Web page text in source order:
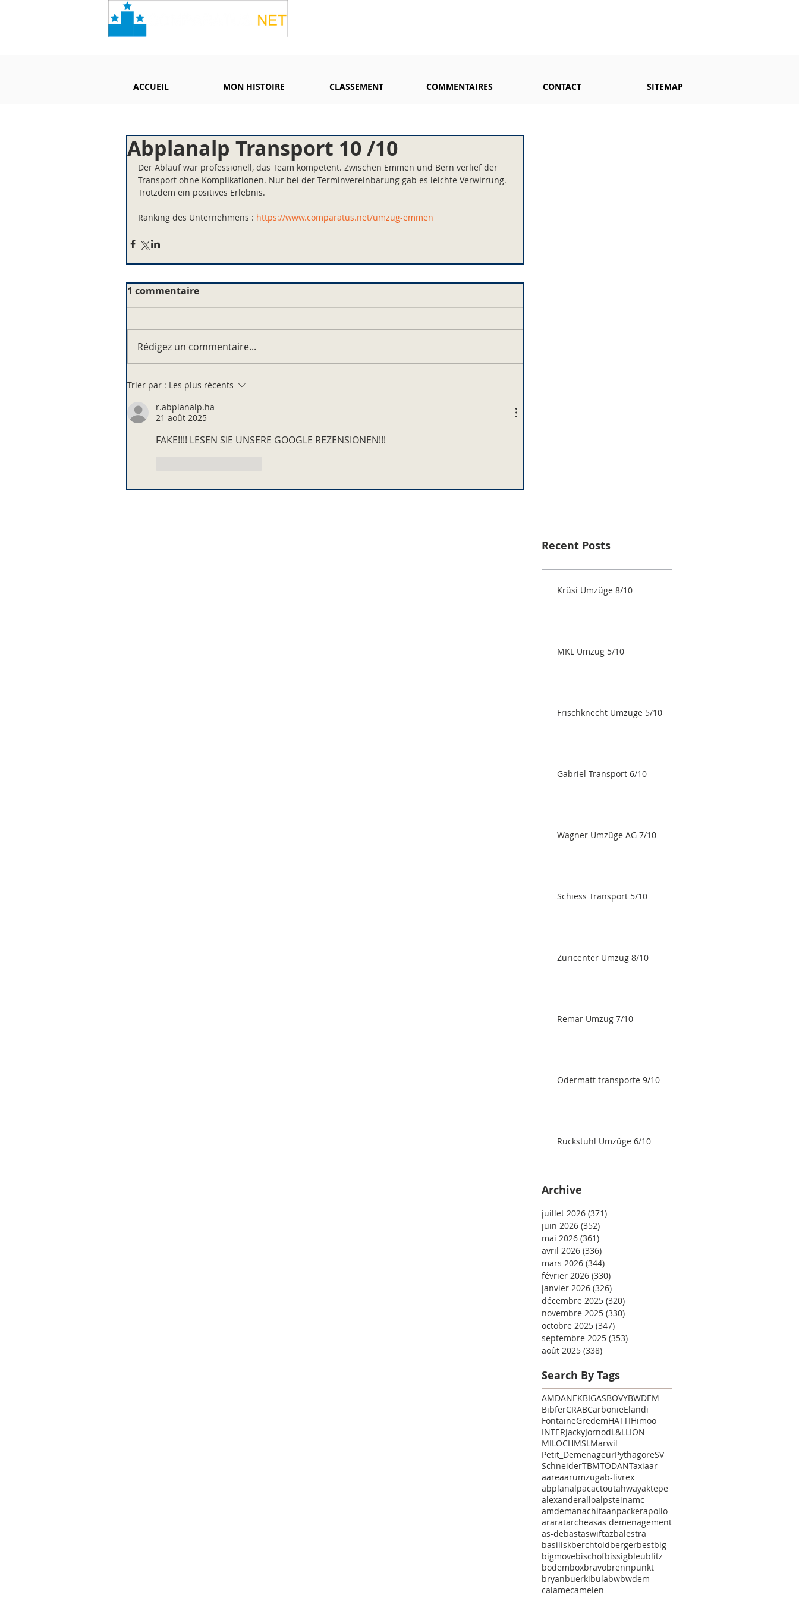
ACCUEIL MON HISTOIRE CLASSEMENT COMMENTAIRES CONTACT SITEMAP
Abplanalp Transport 10 /10
Der Ablauf war professionell, das Team kompetent. Zwischen Emmen und Bern verlief der
Transport ohne Komplikationen. Nur bei der Terminvereinbarung gab es leichte Verwirrung.
Trotzdem ein positives Erlebnis.
Ranking des Unternehmens : https://www.comparatus.net/umzug-emmen
1 commentaire
Rédigez un commentaire...
Trier par : Les plus récents
r.abplanalp.ha
21 août 2025
FAKE!!!! LESEN SIE UNSERE GOOGLE REZENSIONEN!!!
Recent Posts
Krüsi Umzüge 8/10
MKL Umzug 5/10
Frischknecht Umzüge 5/10
Gabriel Transport 6/10
Wagner Umzüge AG 7/10
Schiess Transport 5/10
Züricenter Umzug 8/10
Remar Umzug 7/10
Odermatt transporte 9/10
Ruckstuhl Umzüge 6/10
Archive
juillet 2026 (371)
juin 2026 (352)
mai 2026 (361)
avril 2026 (336)
mars 2026 (344)
février 2026 (330)
janvier 2026 (326)
décembre 2025 (320)
novembre 2025 (330)
octobre 2025 (347)
septembre 2025 (353)
août 2025 (338)
Search By Tags
AMDANEKBIGASBOVYBWDEM
BibferCRABCarbonieElandi
FontaineGredemHATTIHimoo
INTERJackyJornodL&LLION
MILOCHMSLMarwil
Petit_DemenageurPythagoreSV
SchneiderTBMTODANTaxiaar
aareaarumzugab-livrex
abplanalpacactoutahwayaktepe
alexanderalloalpsteinamc
amdemanachitaanpackerapollo
araratarcheasas demenagement
as-debastaswiftazbalestra
basiliskberchtoldbergerbestbig
bigmovebischofbissigbleublitz
bodemboxbravobrennpunkt
bryanbuerkibulabwbwdem
calamecamelen